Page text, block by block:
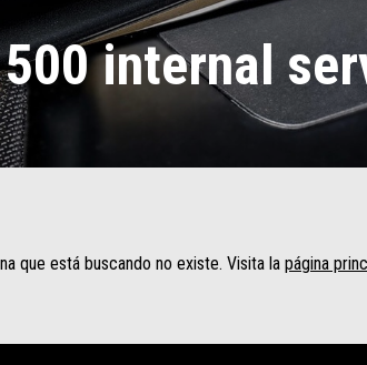
500 internal
que está buscando no existe. Visita la página